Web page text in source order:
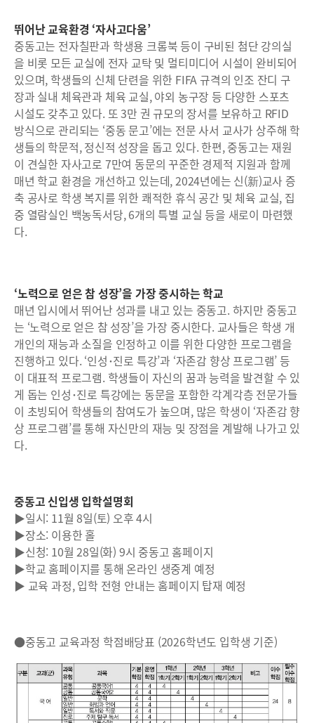
뛰어난 교육환경 ‘자사고다움’
중동고는 전자칠판과 학생용 크롬북 등이 구비된 첨단 강의실
을 비롯 모든 교실에 전자 교탁 및 멀티미디어 시설이 완비되어
있으며, 학생들의 신체 단련을 위한 FIFA 규격의 인조 잔디 구
장과 실내 체육관과 체육 교실, 야외 농구장 등 다양한 스포츠
시설도 갖추고 있다. 또 3만 권 규모의 장서를 보유하고 RFID
방식으로 관리되는 ‘중동 문고’에는 전문 사서 교사가 상주해 학
생들의 학문적, 정신적 성장을 돕고 있다. 한편, 중동고는 재원
이 견실한 자사고로 7만여 동문의 꾸준한 경제적 지원과 함께
매년 학교 환경을 개선하고 있는데, 2024년에는 신(新)교사 증
축 공사로 학생 복지를 위한 쾌적한 휴식 공간 및 체육 교실, 집
중 열람실인 백농독서당, 6개의 특별 교실 등을 새로이 마련했
다.
‘노력으로 얻은 참 성장’을 가장 중시하는 학교
매년 입시에서 뛰어난 성과를 내고 있는 중동고. 하지만 중동고
는 ‘노력으로 얻은 참 성장’을 가장 중시한다. 교사들은 학생 개
개인의 재능과 소질을 인정하고 이를 위한 다양한 프로그램을
진행하고 있다. ‘인성･진로 특강’과 ‘자존감 향상 프로그램’ 등
이 대표적 프로그램. 학생들이 자신의 꿈과 능력을 발견할 수 있
게 돕는 인성･진로 특강에는 동문을 포함한 각계각층 전문가들
이 초빙되어 학생들의 참여도가 높으며, 많은 학생이 ‘자존감 향
상 프로그램’를 통해 자신만의 재능 및 장점을 계발해 나가고 있
다.
중동고 신입생 입학설명회
▶일시: 11월 8일(토) 오후 4시
▶장소: 이용한 홀
▶신청: 10월 28일(화) 9시 중동고 홈페이지
▶학교 홈페이지를 통해 온라인 생중계 예정
▶ 교육 과정, 입학 전형 안내는 홈페이지 탑재 예정
●중동고 교육과정 학점배당표 (2026학년도 입학생 기준)